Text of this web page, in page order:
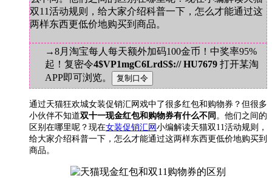
双11活动规则，给大家介绍科普一下，怎么才能通过这
两样东西更低价地购买到商品。
→8月淘宝每人每天额外加码100金币！中奖率95%
起！复密令4$VP1mgC6LrdS$:// HU7679 打开某淘
APP即可浏览。
通过天猫狂欢城女装促销汇网戏中了很多红包和购物券？但很多
小伙伴不知道双十一现金红包和购物券有什么不同 。他们之间的
区别在哪里呢？现在女装促销汇网小编解读天猫双11活动规则，
给大家介绍科普一下，怎么才能通过这两样东西更低价地购买到
商品。